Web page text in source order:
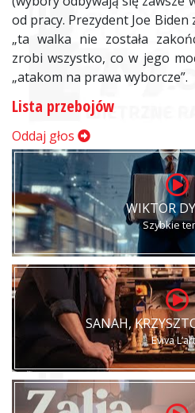
od pracy. Prezydent Joe Biden
„ta walka nie została
zrobi wszystko, co w jego
„atakom na prawa wyborcze”.
Lista przebojów
Oddaj głos
WIKTOR
Szybkie
SANAH,
Eviva